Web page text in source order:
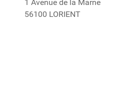
1 Avenue de la Marne
56100 LORIENT